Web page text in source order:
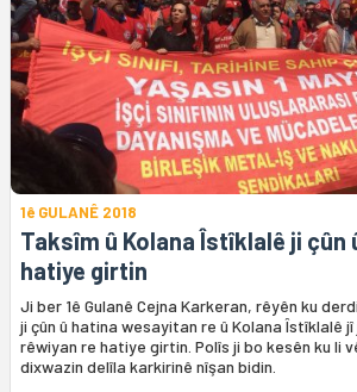
1ê GULANÊ 2018
Taksîm û Kolana Îstîklalê ji çûn
hatiye girtin
Ji ber 1ê Gulanê Cejna Karkeran, rêyên ku
ji çûn û hatina wesayitan re û Kolana Îstîklalê jî
rêwiyan re hatiye girtin. Polîs ji bo kesên ku li
dixwazin delîla karkirinê nîşan bidin.